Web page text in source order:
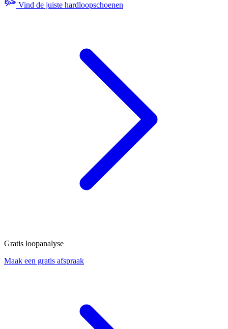
Vind de juiste hardloopschoenen
Gratis loopanalyse
Maak een gratis afspraak